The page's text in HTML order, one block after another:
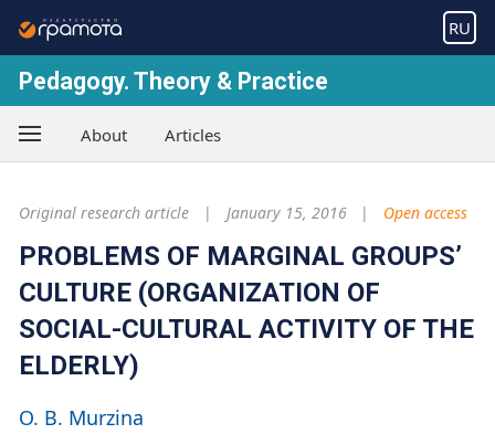
RU
Pedagogy. Theory & Practice
About Articles
Original research article January 15, 2016 Open access
PROBLEMS OF MARGINAL GROUPS’
CULTURE (ORGANIZATION OF
SOCIAL-CULTURAL ACTIVITY OF THE
ELDERLY)
O. B. Murzina